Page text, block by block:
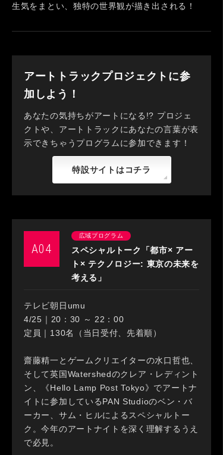
生気をまとい、独特の世界観が描き出される！
アートトラックプロジェクトに参
加しよう！
あなたの気持ちがアートになる!? プロジェ
クトや、アートトラックにあなたの言葉が表
示できちゃうプログラムに参加できます！
特設サイトはコチラ
A04
広域プログラム
スペシャルトーク「都市× アー
ト× テクノロジー: 東京の未来を
考える」
テレビ朝日umu
4/25｜20：30 ～ 22：00
定員｜130名（当日受付、先着順）
齋藤精一とゲームクリエイターの水口哲也、
そして英国Watershedのクレア・レディント
ン、《Hello Lamp Post Tokyo》でアートナ
イトに参加しているPAN Studioのベン・バ
ーカー、サム・ヒルによるスペシャルトー
ク。今年のアートナイトを深く理解するうえ
で必見。